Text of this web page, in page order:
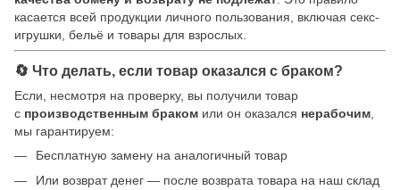
касается всей продукции личного пользования, включая секс-
игрушки, бельё и товары для взрослых.
🔄 Что делать, если товар оказался с браком?
Если, несмотря на проверку, вы получили товар
с производственным браком или он оказался нерабочим
мы гарантируем:
Бесплатную замену на аналогичный товар
Или возврат денег — после возврата товара на наш склад